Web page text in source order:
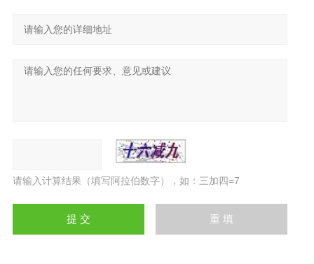
请输入计算结果（填写阿拉伯数字），如：三加四=7